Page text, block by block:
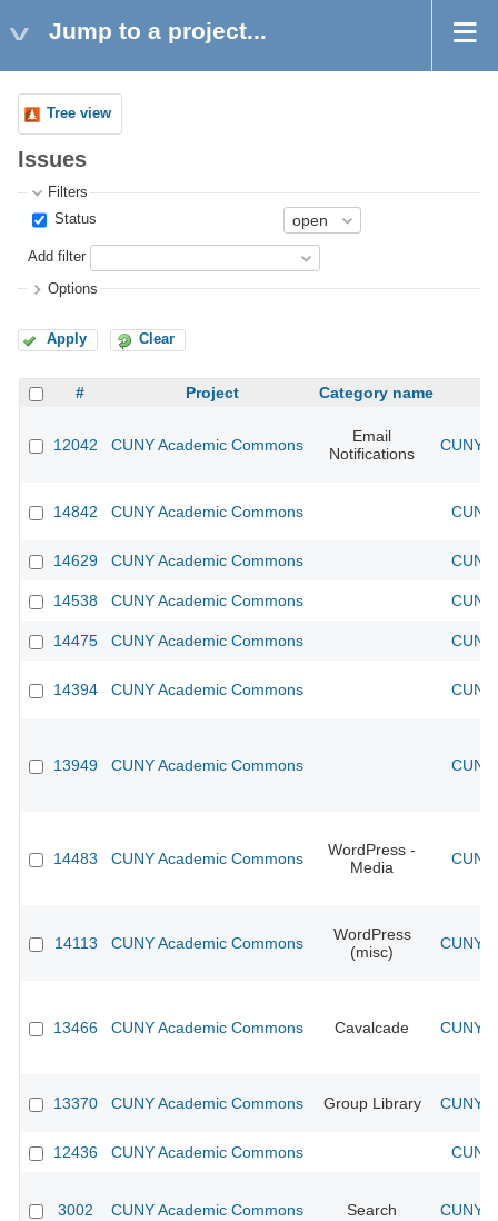
Jump to a project...
Tree view
Issues
Filters
Status
Add filter
Options
Apply Clear
# Project Category name
12042 CUNY Academic Commons
Email
Notifications
CUNY
14842 CUNY Academic Commons
14629 CUNY Academic Commons
14538 CUNY Academic Commons
14475 CUNY Academic Commons
14394 CUNY Academic Commons
13949 CUNY Academic Commons
14483 CUNY Academic Commons
WordPress -
Media
14113 CUNY Academic Commons
WordPress
(misc)
CUNY
13466 CUNY Academic Commons Cavalcade CUNY
13370 CUNY Academic Commons Group Library CUNY
12436 CUNY Academic Commons
3002 CUNY Academic Commons Search CUNY